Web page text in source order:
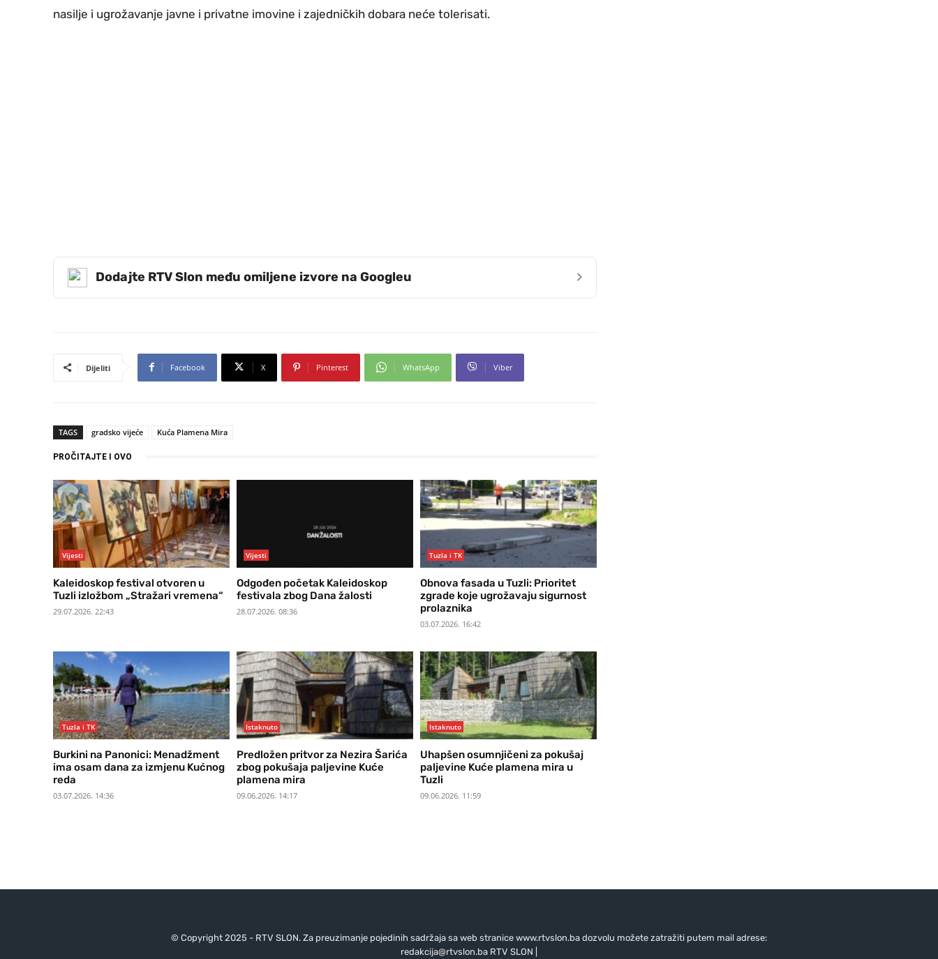
nasilje i ugrožavanje javne i privatne imovine i zajedničkih dobara neće tolerisati.
Dodajte RTV Slon među omiljene izvore na Googleu ›
Dijeliti Facebook X Pinterest WhatsApp Viber
TAGS gradsko vijeće Kuća Plamena Mira
PROČITAJTE I OVO
Vijesti
Kaleidoskop festival otvoren u
Tuzli izložbom „Stražari vremena“
29.07.2026. 22:43
Vijesti
Odgođen početak Kaleidoskop
festivala zbog Dana žalosti
28.07.2026. 08:36
Tuzla i TK
Obnova fasada u Tuzli: Prioritet
zgrade koje ugrožavaju sigurnost
prolaznika
03.07.2026. 16:42
Tuzla i TK
Burkini na Panonici: Menadžment
ima osam dana za izmjenu Kućnog
reda
03.07.2026. 14:36
Istaknuto
Predložen pritvor za Nezira Šarića
zbog pokušaja paljevine Kuće
plamena mira
09.06.2026. 14:17
Istaknuto
Uhapšen osumnjičeni za pokušaj
paljevine Kuće plamena mira u
Tuzli
09.06.2026. 11:59
© Copyright 2025 - RTV SLON. Za preuzimanje pojedinih sadržaja sa web stranice www.rtvslon.ba dozvolu možete zatražiti putem mail adrese:
redakcija@rtvslon.baRTV SLON |